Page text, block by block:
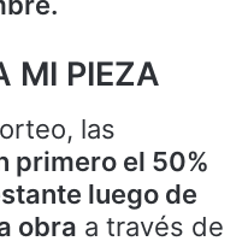
MI PIEZA
las
primero el 50%
luego de
obra a través de